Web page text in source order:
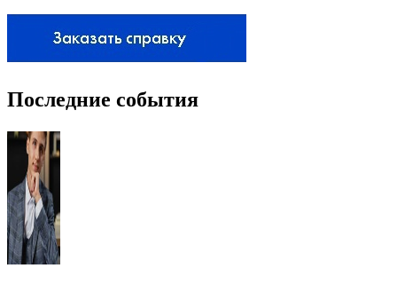
Последние события